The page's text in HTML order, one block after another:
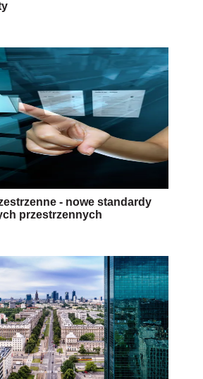
- nowe standardy
przestrzennych